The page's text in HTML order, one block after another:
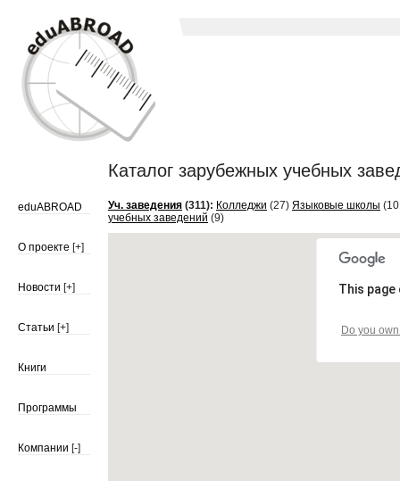
Каталог зарубежных учебных
eduABROAD
О проекте [+]
Новости [+]
Статьи [+]
Книги
Программы
Компании [-]
Уч. заведения (311): Колледжи (27) Языковые школы
учебных заведений (9)
This
Do you